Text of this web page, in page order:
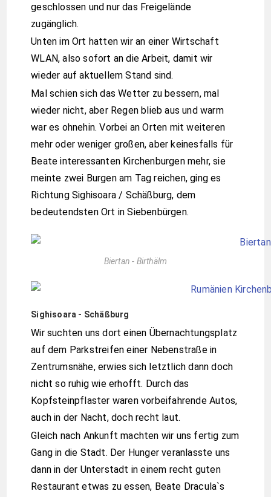
geschlossen und nur das Freigelände
zugänglich.
Unten im Ort hatten wir an einer Wirtschaft
WLAN, also sofort an die Arbeit, damit wir
wieder auf aktuellem Stand sind.
Mal schien sich das Wetter zu bessern, mal
wieder nicht, aber Regen blieb aus und warm
war es ohnehin. Vorbei an Orten mit weiteren
mehr oder weniger großen, aber keinesfalls für
Beate interessanten Kirchenburgen mehr, sie
meinte zwei Burgen am Tag reichen, ging es
Richtung Sighisoara / Schäßburg, dem
bedeutendsten Ort in Siebenbürgen.
Biertan - Birthälm
Sighisoara - Schäßburg
Wir suchten uns dort einen Übernachtungsplatz
auf dem Parkstreifen einer Nebenstraße in
Zentrumsnähe, erwies sich letztlich dann doch
nicht so ruhig wie erhofft. Durch das
Kopfsteinpflaster waren vorbeifahrende Autos,
auch in der Nacht, doch recht laut.
Gleich nach Ankunft machten wir uns fertig zum
Gang in die Stadt. Der Hunger veranlasste uns
dann in der Unterstadt in einem recht guten
Restaurant etwas zu essen, Beate Dracula`s